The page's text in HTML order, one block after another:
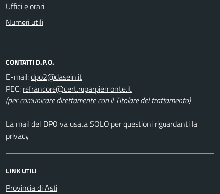
Uffici e orari
Numeri utili
CONTATTI D.P.O.
E-mail:
PEC:
(per comunicare direttamente con il Titolare del trattamento)
La mail del DPO va usata SOLO per questioni riguardanti la
privacy
LINK UTILI
Provincia di Asti